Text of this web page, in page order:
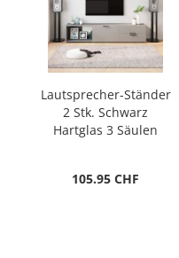
Lautsprecher-Ständer
2 Stk. Schwarz
Hartglas 3 Säulen
105.95 CHF